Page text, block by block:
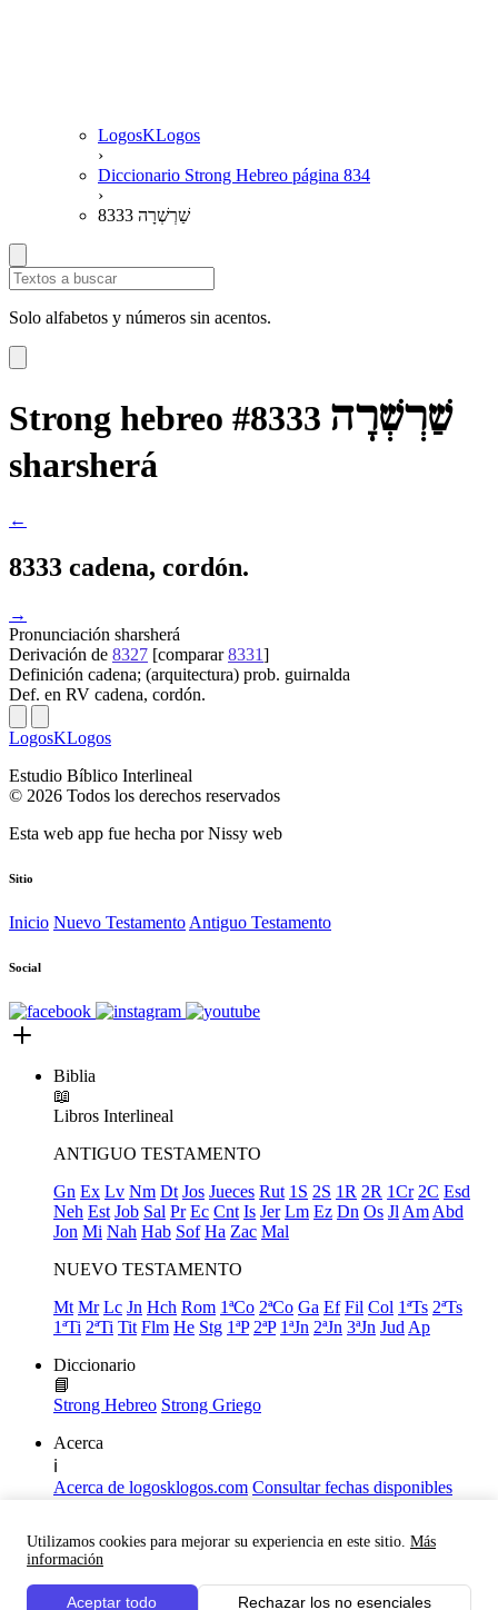
Utilizamos cookies para mejorar su experiencia en este sitio. Más
información
Aceptar todo Rechazar los no esenciales
LogosKLogos
›
Diccionario Strong Hebreo página 834
›
8333 שַׁרְשְׁרָה
Solo alfabetos y números sin acentos.
Strong hebreo #8333 שַׁרְשְׁרָה
sharsherá
←
8333 cadena, cordón.
→
Pronunciación sharsherá
Derivación de 8327 [comparar8331]
Definición cadena; (arquitectura) prob. guirnalda
Def. en RV cadena, cordón.
LogosKLogos
Estudio Bíblico Interlineal
© 2026 Todos los derechos reservados
Esta web app fue hecha porNissy web
Sitio
Inicio Nuevo Testamento Antiguo Testamento
Social
Biblia
📖
Libros Interlineal
ANTIGUO TESTAMENTO
Gn Ex Lv Nm Dt Jos Jueces Rut 1S 2S 1R 2R 1Cr 2C Esd
Neh Est Job Sal Pr Ec Cnt Is Jer Lm Ez Dn Os Jl Am Abd
Jon Mi Nah Hab Sof Ha Zac Mal
NUEVO TESTAMENTO
Mt Mr Lc Jn Hch Rom 1ªCo 2ªCo Ga Ef Fil Col 1ªTs 2ªTs
1ªTi 2ªTi Tit Flm He Stg 1ªP 2ªP 1ªJn 2ªJn 3ªJn Jud Ap
Diccionario
📘
Strong Hebreo Strong Griego
Acerca
ℹ️
Acerca de logosklogos.com Consultar fechas disponibles
Links útiles
Facebook